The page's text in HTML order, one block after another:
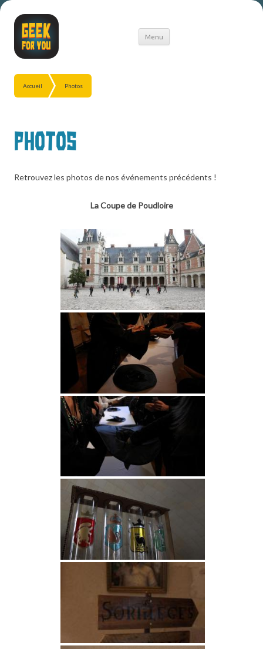
Menu
Aller
Accueil Photos
Photos
Retrouvez les photos de nos événements précédents !
La Coupe de Poudloire